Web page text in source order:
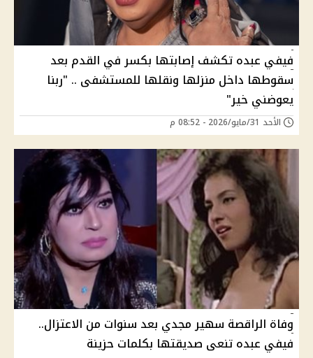
فيفي عبده تكشف إصابتها بكسر في القدم بعد
سقوطها داخل منزلها ونقلها للمستشفى .. "ربنا
يعوضني خير"
الأحد 31/مايو/2026 - 08:52 م
وفاة الراقصة سهير مجدي بعد سنوات من الاعتزال..
فيفي عبده تنعى صديقتها بكلمات حزينة